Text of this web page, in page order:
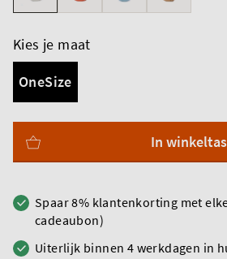
Kies je maat
OneSize
In winkeltas
Spaar 8% klantenkorting met
cadeaubon)
Uiterlijk binnen 4 werkdagen in